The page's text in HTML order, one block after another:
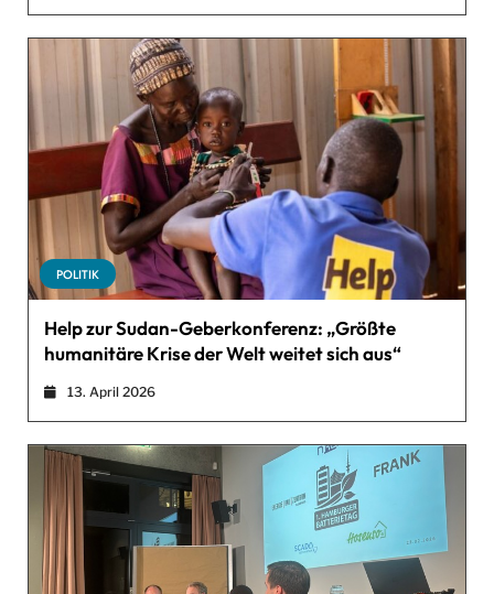
POLITIK
Help zur Sudan-Geberkonferenz: „Größte
humanitäre Krise der Welt weitet sich aus“
13. April 2026